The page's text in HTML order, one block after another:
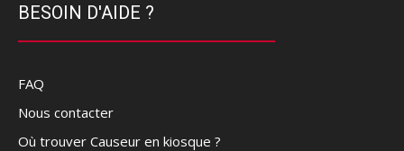
BESOIN D'AIDE ?
FAQ
Nous contacter
Où trouver Causeur en kiosque ?